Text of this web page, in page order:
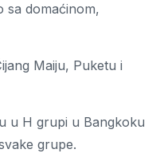
sa domaćinom,
Maiju, Puketu i
u H grupi u Bangkoku
grupe.